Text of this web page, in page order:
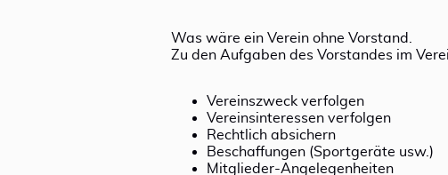
Was wäre ein Verein ohne Vorstand.
Zu den Aufgaben des Vorstandes im
Vereinszweck verfolgen
Vereinsinteressen verfolgen
Rechtlich absichern
Beschaffungen (Sportgeräte usw.)
Mitglieder-Angelegenheiten